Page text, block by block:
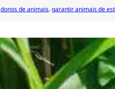
donos de animais, garantir animais de